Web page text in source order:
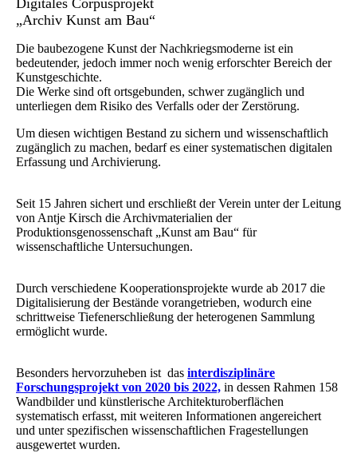
Digitales Corpusprojekt
„Archiv Kunst am Bau“
Die baubezogene Kunst der Nachkriegsmoderne ist ein
bedeutender, jedoch immer noch wenig erforschter Bereich der
Kunstgeschichte.
Die Werke sind oft ortsgebunden, schwer zugänglich und
unterliegen dem Risiko des Verfalls oder der Zerstörung.
Um diesen wichtigen Bestand zu sichern und wissenschaftlich
zugänglich zu machen, bedarf es einer systematischen digitalen
Erfassung und Archivierung.
Seit 15 Jahren sichert und erschließt der Verein unter der Leitung
von Antje Kirsch die Archivmaterialien der
Produktionsgenossenschaft „Kunst am Bau“ für
wissenschaftliche Untersuchungen.
Durch verschiedene Kooperationsprojekte wurde ab 2017 die
Digitalisierung der Bestände vorangetrieben, wodurch eine
schrittweise Tiefenerschließung der heterogenen Sammlung
ermöglicht wurde.
Besonders hervorzuheben ist das interdisziplinäre
Forschungsprojekt von 2020 bis 2022, in dessen Rahmen 158
Wandbilder und künstlerische Architekturoberflächen
systematisch erfasst, mit weiteren Informationen angereichert
und unter spezifischen wissenschaftlichen Fragestellungen
ausgewertet wurden.